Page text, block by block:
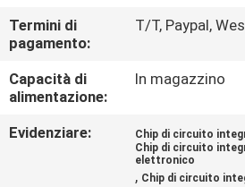
CONTATTICI
NOTIZIE
RICHIEDA
Termini di
pagamento:
T/T, Paypal,
Capacità di
alimentazione:
In magazzino
Evidenziare: Chip di circuito
Chip di circuito
elettronico
, Chip di circuito